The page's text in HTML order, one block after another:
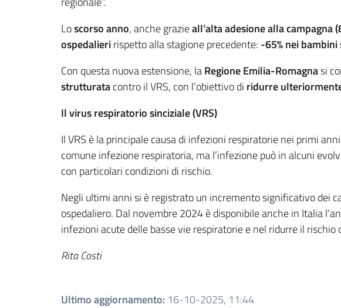
Loscorso anno, anche grazieall’alta adesione alla campagna
ospedalieririspetto alla stagione precedente: -65% nei
Con questa nuova estensione, laRegione Emilia-Romagnasi
strutturatacontro il VRS, con l’obiettivo di ridurre
Il virus respiratorio sinciziale (VRS)
Il VRS è la principale causa di infezioni respiratorie nei primi
comune infezione respiratoria, ma l’infezione può in alcuni
con particolari condizioni di rischio.
Negli ultimi anni si è registrato un incremento significativo dei
ospedaliero. Dal novembre 2024 è disponibile anche in Italia
infezioni acute delle basse vie respiratorie e nel ridurre il rischio
Rita Costi
Ultimo aggiornamento: 16-10-2025, 11:44